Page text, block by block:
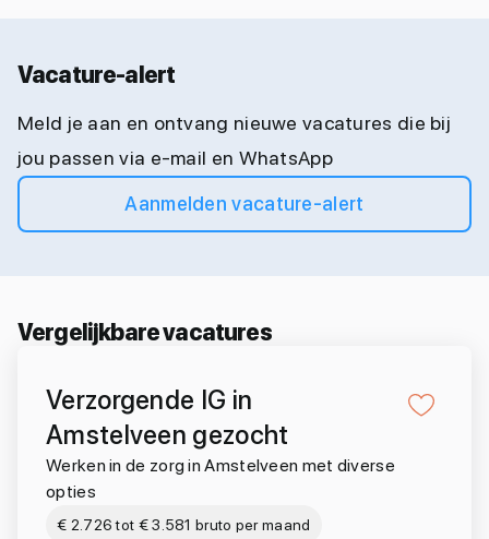
Vacature-alert
Meld je aan en ontvang nieuwe vacatures die bij
jou passen via e-mail en WhatsApp
Aanmelden vacature-alert
Vergelijkbare vacatures
Verzorgende IG in
Amstelveen gezocht
Werken in de zorg in Amstelveen met diverse
opties
€ 2.726 tot € 3.581 bruto per maand